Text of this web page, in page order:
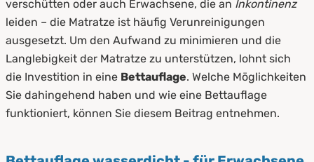
So funktionieren wasserdichte Bettauflagen
3.1 Funktionsweise
3.2 So bringen Sie Bettauflagen an
4. Deshalb lohnt sich die wasserdichte
Bettauflage
5.
Vorteile einer wasserdichten Bettauflage
verschütten oder auch Erwachsene, die an Inkontinenz
leiden – die Matratze ist häufig Verunreinigungen
ausgesetzt. Um den Aufwand zu minimieren und die
Langlebigkeit der Matratze zu unterstützen, lohnt sich
die Investition in eine Bettauflage. Welche Möglichkeiten
Sie dahingehend haben und wie eine Bettauflage
funktioniert, können Sie diesem Beitrag entnehmen.